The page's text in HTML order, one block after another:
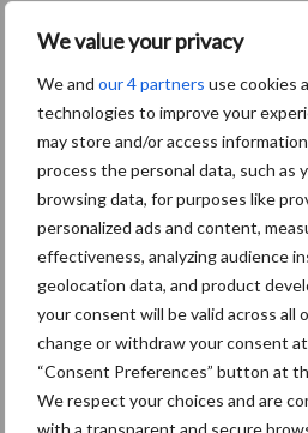
We value your privacy
We and our 4 partners use cookies
technologies to improve your
may store and/or access
process the personal data, such as
browsing data, for purposes like
personalized ads and content,
effectiveness, analyzing audience
geolocation data, and product
your consent will be valid across all
change or withdraw your consent
“Consent Preferences” button at
We respect your choices and are
with a transparent and secure
Primaire
Sidebar
Recent nieuws
8 jan
Landelijke
23 dec
10 praktisch
bereiden op
stroomnet